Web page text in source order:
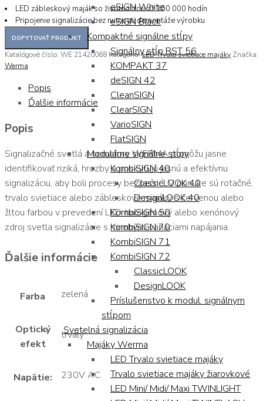
eSIGN White
eSIGN Black
Kompaktné signálne stĺpy
Signálny stĺp RST 56
KOMPAKT 37
deSIGN 42
CleanSIGN
ClearSIGN
VarioSIGN
FlatSIGN
Modulárne signálne stĺpy
KombiSIGN 40
ClassicLOOK 40
DesignLOOK 40
KombiSIGN 50
KombiSIGN 70
KombiSIGN 71
KombiSIGN 72
ClassicLOOK
DesignLOOK
Príslušenstvo k modul. signálnym
stĺpom
Svetelná signalizácia
Majáky Werma
LED Trvalo svietiace majáky
Trvalo svietiace majáky žiarovkové
LED Mini/ Midi/ Maxi TWINLIGHT
LED zábleskový maják so životnosťou až 100 000 hodín
Pripojenie signalizácie bez nutnosti demontáže výrobku
Katalógové číslo: WE 21420068 Kategória:LED Trvalo svietiace majáky Značka:
Werma
Popis
Ďalšie informácie
Popis
Signalizačné svetlá a semafory WERMA pomôžu jasne
identifikovať riziká, hrozby a poskytujú jasnú a efektívnu
signalizáciu, aby boli procesy bezpečné. V ponuke sú rotačné,
trvalo svietiace alebo zábleskové majáky s červenou alebo
žltou farbou v prevedení LED, halogénový alebo xenónový
zdroj svetla signalizácie s mnohými variáciami napájania.
Ďalšie informácie
Farba zelená
Optický
efekt
trvalý
Napätie: 230V AC